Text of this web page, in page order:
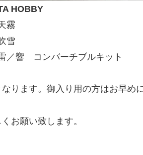
HOBBY
霧
雪
／響 コンバーチブルキット
ります。御入り用の方はお早め
お願い致します。